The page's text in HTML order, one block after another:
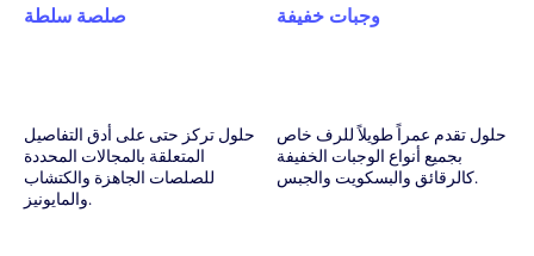
صلصة سلطة
حلول تركز حتى على أدق التفاصيل
المتعلقة بالمجالات المحددة
للصلصات الجاهزة والكتشاب
والمايونيز.
وجبات خفيفة
حلول تقدم عمراً طويلاً للرف خاص
بجميع أنواع الوجبات الخفيفة
كالرقائق والبسكويت والجبس.